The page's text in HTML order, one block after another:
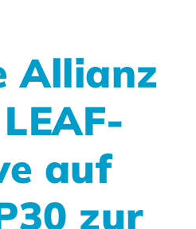
Allianz
auf
zur